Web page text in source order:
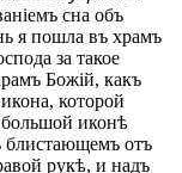
сна объ
я пошла въ храмъ
за такое
Божій, какъ
которой
большой иконѣ
отъ
рукѣ, и надъ